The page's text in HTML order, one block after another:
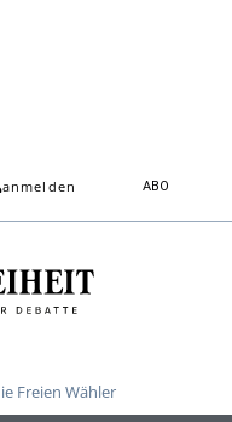
anmelden ABO
Freien Wähler